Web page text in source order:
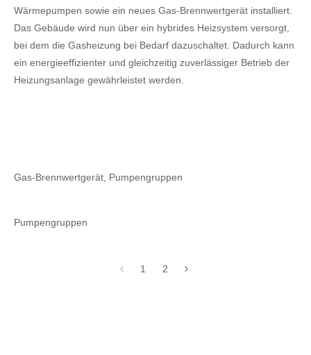
Wärmepumpen sowie ein neues Gas-Brennwertgerät installiert.
Das Gebäude wird nun über ein hybrides Heizsystem versorgt,
bei dem die Gasheizung bei Bedarf dazuschaltet. Dadurch kann
ein energieeffizienter und gleichzeitig zuverlässiger Betrieb der
Heizungsanlage gewährleistet werden.
Gas-Brennwertgerät, Pumpengruppen
Pumpengruppen
1 2